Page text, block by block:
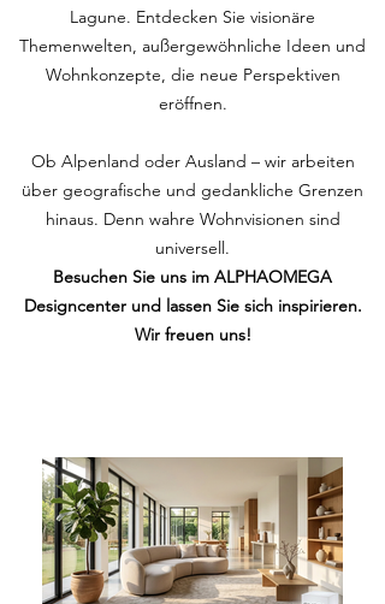
Lagune. Entdecken Sie visionäre
Themenwelten, außergewöhnliche Ideen und
Wohnkonzepte, die neue Perspektiven
eröffnen.
Ob Alpenland oder Ausland – wir arbeiten
über geografische und gedankliche Grenzen
hinaus. Denn wahre Wohnvisionen sind
universell.
Besuchen Sie uns im ALPHAOMEGA
Designcenter und lassen Sie sich inspirieren.
Wir freuen uns!